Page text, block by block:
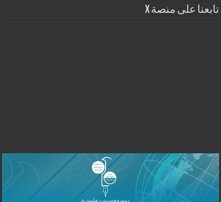
تابعنا على منصة X